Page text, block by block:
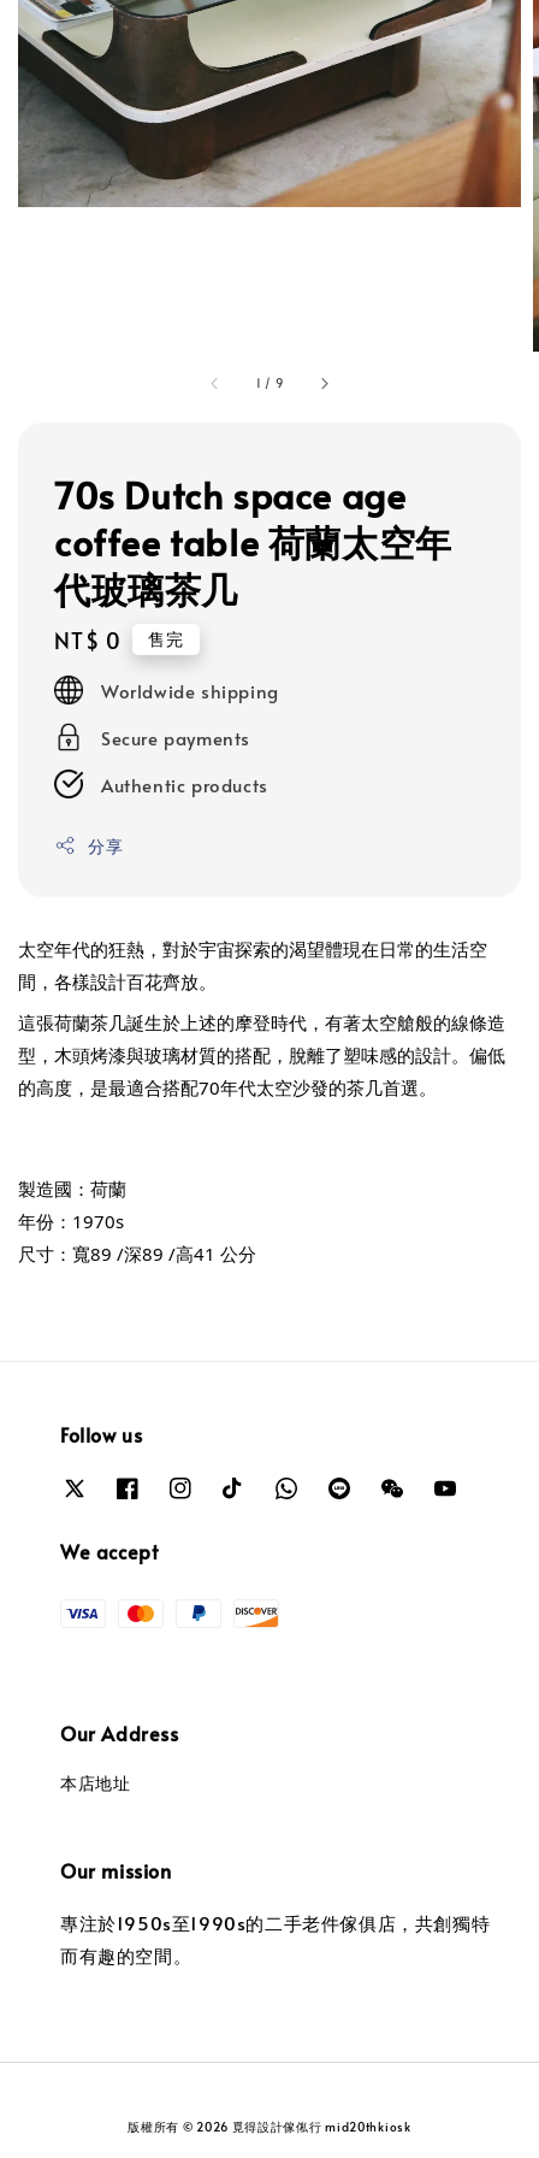
1 / 9
70s Dutch space age
coffee table 荷蘭太空年
代玻璃茶几
Regular
price
NT$ 0 售完
Worldwide shipping
Secure payments
Authentic products
分享
太空年代的狂熱，對於宇宙探索的渴望體現在日常的生活空
間，各樣設計百花齊放。
這張荷蘭茶几誕生於上述的摩登時代，有著太空艙般的線條造
型，木頭烤漆與玻璃材質的搭配，脫離了塑味感的設計。偏低
的高度，是最適合搭配70年代太空沙發的茶几首選。
製造國：荷蘭
年份：1970s
尺寸：寬89 /深89 /高41 公分
Follow us
We accept
Our Address
本店地址
Our mission
專注於1950s至1990s的二手老件傢俱店，共創獨特
而有趣的空間。
版權所有 © 2026 覓得設計傢俬行 mid20thkiosk